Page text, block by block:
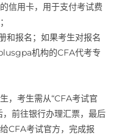
信用卡，用于支付考试费
和报名；如果考生对报名
机构的CFA代考专
，考生需从“CFA考试官
前往银行办理汇票，最后
CFA考试官方，完成报